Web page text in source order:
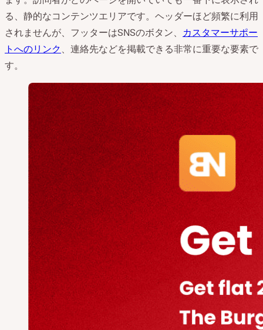
る、静的なコンテンツエリアです。ヘッダーほど頻繁に利用
されませんが、フッターはSNSのボタン、 カスタマーサポー
トへのリンク、連絡先などを掲載できる非常に重要な要素で
す。